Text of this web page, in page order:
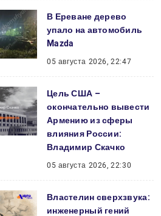
В Ереване дерево
упало на автомобиль
Mazda
05 августа 2026, 22:47
Цель США –
окончательно вывести
Армению из сферы
влияния России:
Владимир Скачко
05 августа 2026, 22:30
Властелин сверхзвука:
инженерный гений